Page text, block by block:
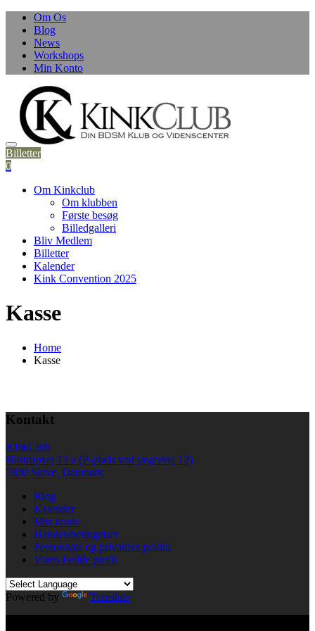
Skip
content
Om Os
Blog
News
Workshops
Min Konto
Billetter
0
Om Kinkclub
Om klubben
Første besøg
Billedgalleri
Bliv Medlem
Billetter
Kalender
Kink Convention 2025
Kasse
Home
Kasse
Kontakt
KinkClub
Bilstrupvej 13 a (P-plads ved jægervej 12)
7800 Skive, Danmark
Blog
Kalender
Min konto
Handelsbetingelser
Persondata og privatlivs politik
Vores Fetlife profil
Powered by
Translate